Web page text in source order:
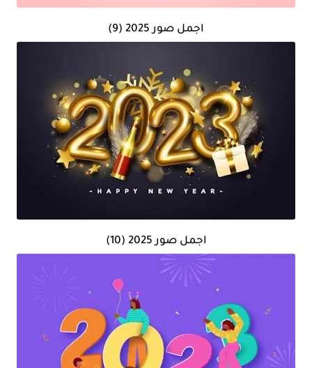
اجمل صور 2025 (9)
اجمل صور 2025 (10)